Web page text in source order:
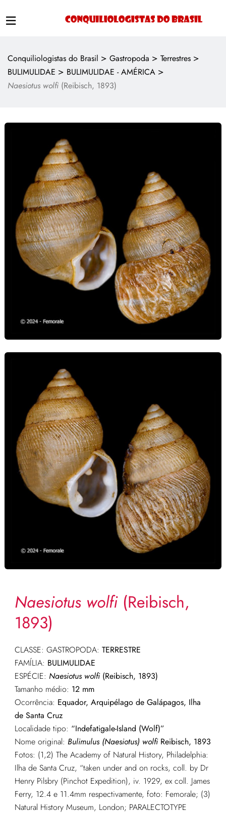
Conquiliologistas do Brasil > Gastropoda > Terrestres >
BULIMULIDAE > BULIMULIDAE - AMÉRICA >
Naesiotus wolfi (Reibisch, 1893)
Naesiotus wolfi(Reibisch,
1893)
CLASSE: GASTROPODA: TERRESTRE
FAMÍLIA: BULIMULIDAE
ESPÉCIE: Naesiotus wolfi(Reibisch, 1893)
Tamanho médio: 12 mm
Ocorrência: Equador, Arquipélago de Galápagos, Ilha
de Santa Cruz
Localidade tipo: “Indefatigale-Island (Wolf)”
Nome original: Bulimulus (Naesiotus) wolfiReibisch, 1893
Fotos: (1,2) The Academy of Natural History, Philadelphia:
Ilha de Santa Cruz, “taken under and on rocks, coll. by Dr
Henry Pilsbry (Pinchot Expedition), iv. 1929, ex coll. James
Ferry, 12.4 e 11.4mm respectivamente, foto: Femorale; (3)
Natural History Museum, London; PARALECTOTYPE